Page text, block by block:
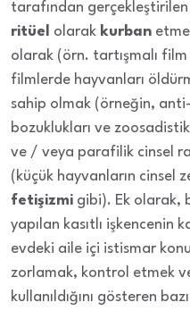
tarafından
ritüel
olarak kurban
olarak (örn. tartışmalı
filmlerde hayvanları
sahip olmak (örneğin,
bozuklukları ve
ve / veya parafilik cinsel
(küçük hayvanların cinsel
fetişizmi gibi). Ek olarak,
yapılan kasıtlı işkencenin
evdeki aile içi istismar
zorlamak, kontrol etmek
kullanıldığını gösteren